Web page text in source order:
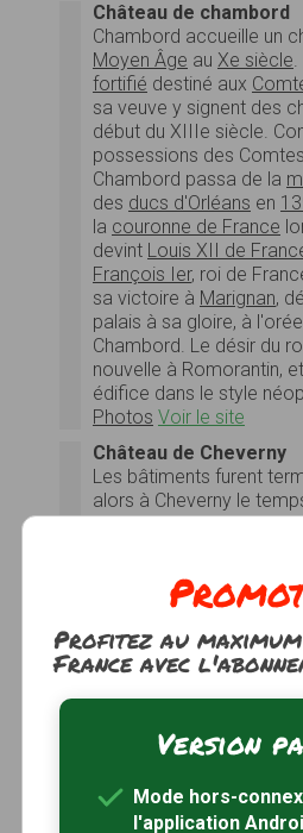
Château de chambord
Chambord accueille un
Moyen Âge au Xe siècle
fortifié destiné aux
sa veuve y signent des
début du XIIIe siècle.
possessions des
Chambord passa de la
des ducs d'Orléans en
la couronne de France
devint Louis XII de
François Ier, roi de
sa victoire à Marignan,
palais à sa gloire, à
Chambord. Le désir du
nouvelle à Romorantin,
édifice dans le style
Photos Voir le site
Château de Cheverny
Les bâtiments furent
alors à Cheverny le
amie intime de la
nommait un « palais
fois de propriétaires et
Jean-Nicolas Dufort de
Jean-Nicolas Dufort
Révolution française, le
1922, le marquis de
ouvrit le château au
Profitez au
France avec
Version
Mode hors-
l'application